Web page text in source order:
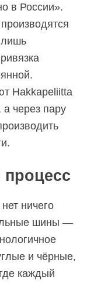
в России».
Hakkapeliitta
через пару
ничего
шины —
и чёрные,
каждый